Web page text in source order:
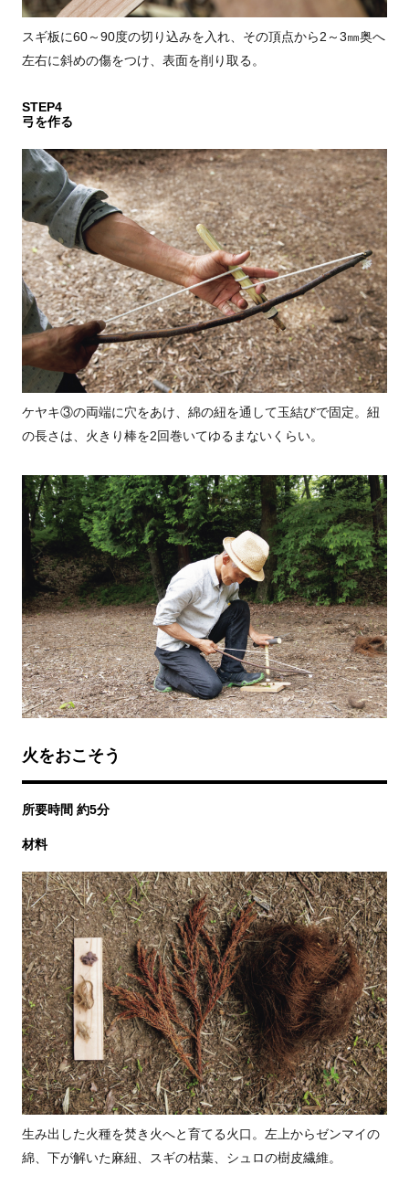
スギ板に60～90度の切り込みを入れ、その頂点から2～3㎜奥へ
左右に斜めの傷をつけ、表面を削り取る。
STEP4
弓を作る
ケヤキ③の両端に穴をあけ、綿の紐を通して玉結びで固定。紐
の長さは、火きり棒を2回巻いてゆるまないくらい。
火をおこそう
所要時間 約5分
材料
生み出した火種を焚き火へと育てる火口。左上からゼンマイの
綿、下が解いた麻紐、スギの枯葉、シュロの樹皮繊維。